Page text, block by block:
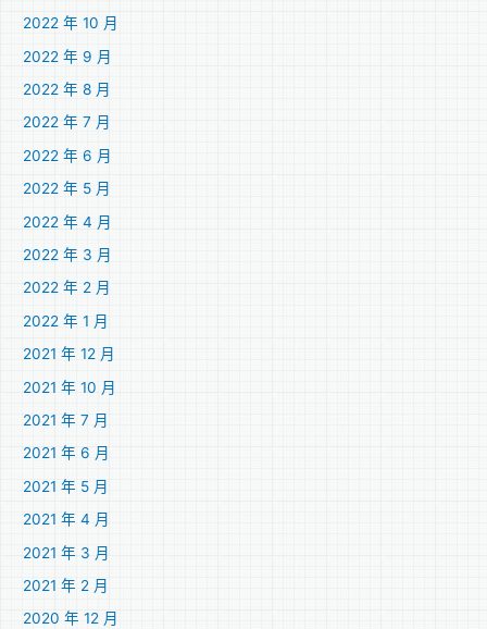
2022 年 10 月
2022 年 9 月
2022 年 8 月
2022 年 7 月
2022 年 6 月
2022 年 5 月
2022 年 4 月
2022 年 3 月
2022 年 2 月
2022 年 1 月
2021 年 12 月
2021 年 10 月
2021 年 7 月
2021 年 6 月
2021 年 5 月
2021 年 4 月
2021 年 3 月
2021 年 2 月
2020 年 12 月